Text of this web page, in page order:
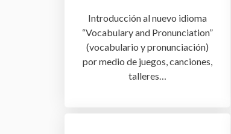
Introducción al nuevo idioma
“Vocabulary and Pronunciation”
(vocabulario y pronunciación)
por medio de juegos, canciones,
talleres…